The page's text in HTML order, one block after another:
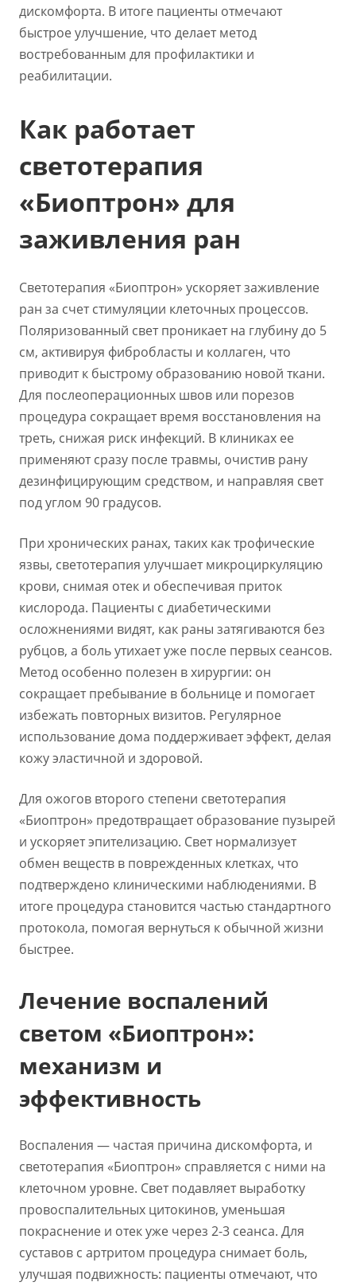
дискомфорта. В итоге пациенты отмечают
быстрое улучшение, что делает метод
востребованным для профилактики и
реабилитации.
Как работает
светотерапия
«Биоптрон» для
заживления ран
Светотерапия «Биоптрон» ускоряет заживление
ран за счет стимуляции клеточных процессов.
Поляризованный свет проникает на глубину до 5
см, активируя фибробласты и коллаген, что
приводит к быстрому образованию новой ткани.
Для послеоперационных швов или порезов
процедура сокращает время восстановления на
треть, снижая риск инфекций. В клиниках ее
применяют сразу после травмы, очистив рану
дезинфицирующим средством, и направляя свет
под углом 90 градусов.
При хронических ранах, таких как трофические
язвы, светотерапия улучшает микроциркуляцию
крови, снимая отек и обеспечивая приток
кислорода. Пациенты с диабетическими
осложнениями видят, как раны затягиваются без
рубцов, а боль утихает уже после первых сеансов.
Метод особенно полезен в хирургии: он
сокращает пребывание в больнице и помогает
избежать повторных визитов. Регулярное
использование дома поддерживает эффект, делая
кожу эластичной и здоровой.
Для ожогов второго степени светотерапия
«Биоптрон» предотвращает образование пузырей
и ускоряет эпителизацию. Свет нормализует
обмен веществ в поврежденных клетках, что
подтверждено клиническими наблюдениями. В
итоге процедура становится частью стандартного
протокола, помогая вернуться к обычной жизни
быстрее.
Лечение воспалений
светом «Биоптрон»:
механизм и
эффективность
Воспаления — частая причина дискомфорта, и
светотерапия «Биоптрон» справляется с ними на
клеточном уровне. Свет подавляет выработку
провоспалительных цитокинов, уменьшая
покраснение и отек уже через 2-3 сеанса. Для
суставов с артритом процедура снимает боль,
улучшая подвижность: пациенты отмечают, что